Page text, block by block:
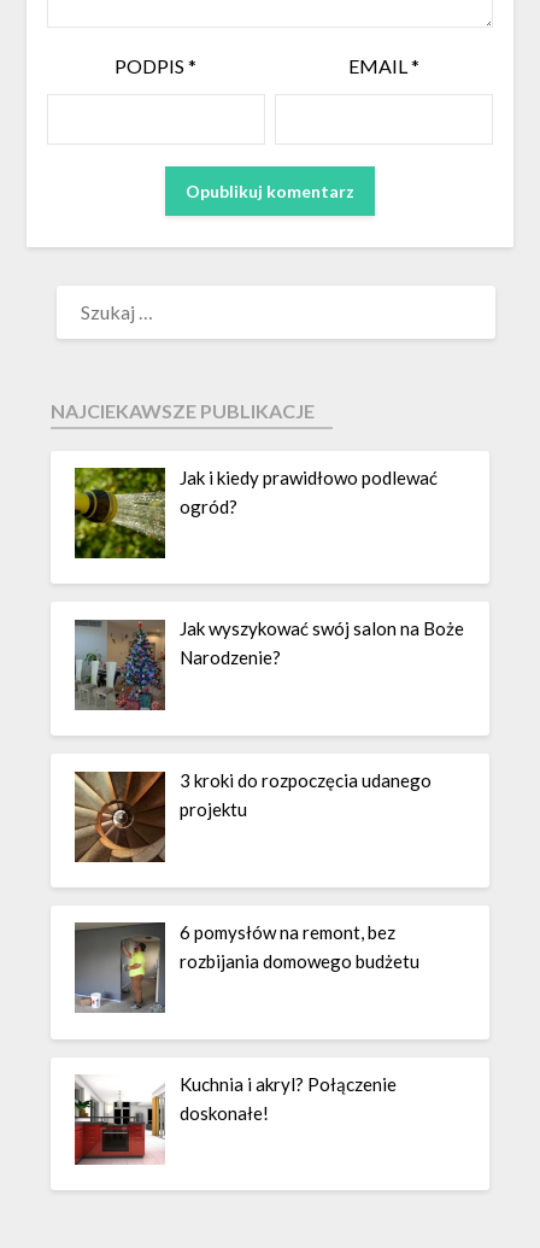
PODPIS* EMAIL*
NAJCIEKAWSZE PUBLIKACJE
Jak i kiedy prawidłowo podlewać
ogród?
Jak wyszykować swój salon na Boże
Narodzenie?
3 kroki do rozpoczęcia udanego
projektu
6 pomysłów na remont, bez
rozbijania domowego budżetu
Kuchnia i akryl? Połączenie
doskonałe!